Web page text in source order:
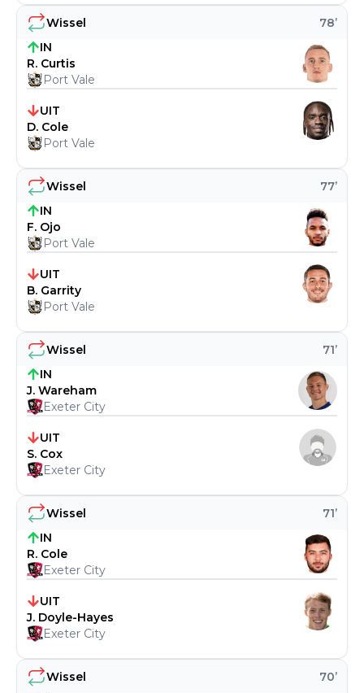
Wissel 70’
Wissel 71’
IN
R. Cole
Exeter City
UIT
J. Doyle-Hayes
Exeter City
Wissel 71’
IN
J. Wareham
Exeter City
UIT
S. Cox
Exeter City
Wissel 77’
IN
F. Ojo
Port Vale
UIT
B. Garrity
Port Vale
Wissel 78’
IN
R. Curtis
Port Vale
UIT
D. Cole
Port Vale